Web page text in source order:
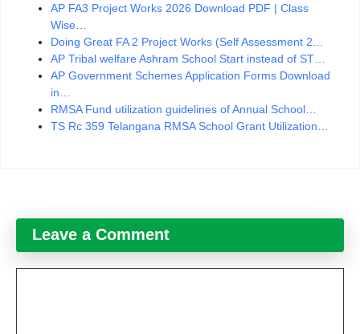
AP FA3 Project Works 2026 Download PDF | Class
Wise…
Doing Great FA 2 Project Works (Self Assessment 2…
AP Tribal welfare Ashram School Start instead of ST…
AP Government Schemes Application Forms Download
in…
RMSA Fund utilization guidelines of Annual School…
TS Rc 359 Telangana RMSA School Grant Utilization…
Leave a Comment